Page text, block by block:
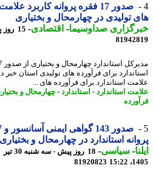
صدور 17 فقره پروانه کاربرد
تولیدی در چهارمحال و بختیاری
صداوسیما-اقتصادی-15 روز پیش - جمعه 2 مرداد 1405، 15:50
استاندارد برای فرآورده های ...
استاندارد- استاندارد- چهارمحال و بختیاری-
صدور 143 گواهی ایمنی آسانسور و 17
استاندارد در چهارمحال و بختیاری
-سیاسی-
18 روز پیش - سه شنبه 30 تیر
81920823